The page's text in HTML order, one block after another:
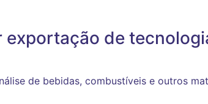
exportação de
de bebidas, combustíveis e outros